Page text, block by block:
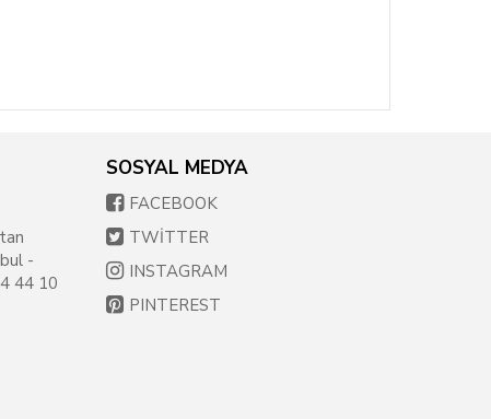
-
44 10
SOSYAL MEDYA
FACEBOOK
TWİTTER
INSTAGRAM
PINTEREST